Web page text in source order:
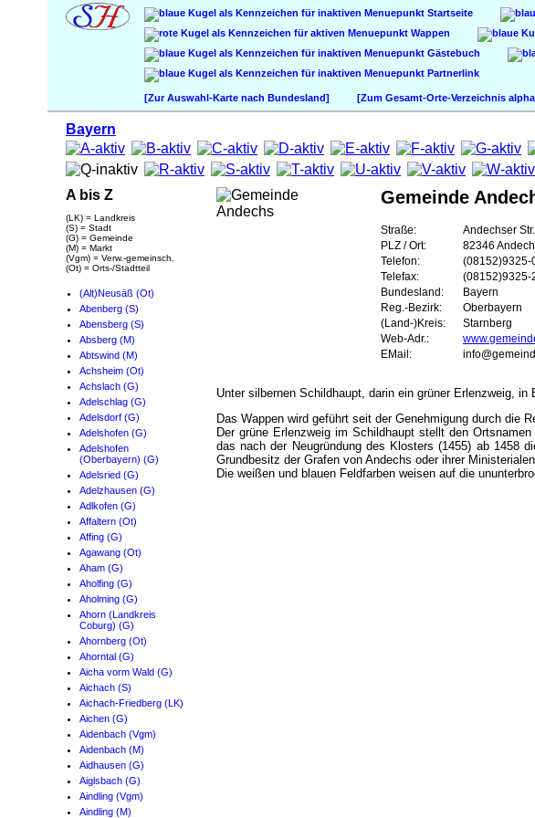
Startseite
Wappen
Gästebuch
Partnerlink
[Zur Auswahl-Karte nach Bundesland] [Zum Gesamt-Orte-Verzeichnis
Bayern
A bis Z
(LK) = Landkreis
(S) = Stadt
(G) = Gemeinde
(M) = Markt
(Vgm) = Verw.-gemeinsch.
(Ot) = Orts-/Stadtteil
(Alt)Neusäß (Ot)
Abenberg (S)
Abensberg (S)
Absberg (M)
Abtswind (M)
Achsheim (Ot)
Achslach (G)
Adelschlag (G)
Adelsdorf (G)
Adelshofen (G)
Adelshofen
(Oberbayern) (G)
Adelsried (G)
Adelzhausen (G)
Adlkofen (G)
Affaltern (Ot)
Affing (G)
Agawang (Ot)
Aham (G)
Aholfing (G)
Aholming (G)
Ahorn (Landkreis
Coburg) (G)
Ahornberg (Ot)
Ahorntal (G)
Aicha vorm Wald (G)
Aichach (S)
Aichach-Friedberg (LK)
Aichen (G)
Aidenbach (Vgm)
Aidenbach (M)
Aidhausen (G)
Aiglsbach (G)
Aindling (Vgm)
Aindling (M)
Gemeinde
Straße:
Andechser
PLZ / Ort:
82346
Telefon:
(08152)9325-
Telefax:
(08152)9325-
Bundesland:
Bayern
Reg.-Bezirk:
Oberbayern
(Land-)Kreis:
Starnberg
Web-Adr.:
EMail:
Unter silbernen Schildhaupt, darin ein grüner Erlenzweig,
Das Wappen wird geführt seit der Genehmigung durch die
Der grüne Erlenzweig im Schildhaupt stellt den
das nach der Neugründung des Klosters (1455) ab 1458
Grundbesitz der Grafen von Andechs oder ihrer
Die weißen und blauen Feldfarben weisen auf die